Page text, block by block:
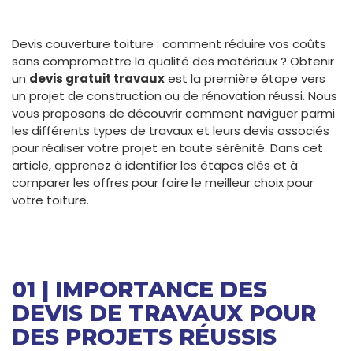
Devis couverture toiture : comment réduire vos coûts
sans compromettre la qualité des matériaux ? Obtenir
un devis gratuit travauxest la première étape vers
un projet de construction ou de rénovation réussi. Nous
vous proposons de découvrir comment naviguer parmi
les différents types de travaux et leurs devis associés
pour réaliser votre projet en toute sérénité. Dans cet
article, apprenez à identifier les étapes clés et à
comparer les offres pour faire le meilleur choix pour
votre toiture.
01 | IMPORTANCE DES
DEVIS DE TRAVAUX POUR
DES PROJETS RÉUSSIS